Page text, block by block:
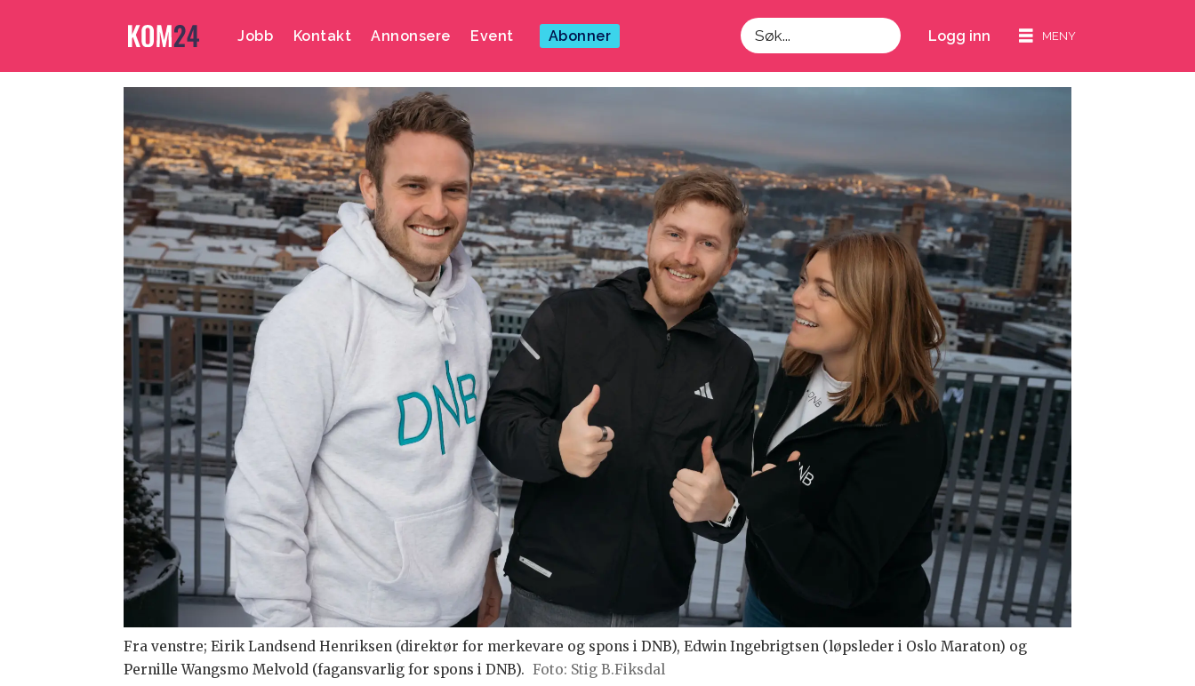
Jobb Kontakt Annonsere Event Abonner
Søk
Logg inn
Fra venstre; Eirik Landsend Henriksen (direktør for merkevare og spons i DNB), Edwin Ingebrigtsen (løpsleder i Oslo Maraton) og
Pernille Wangsmo Melvold (fagansvarlig for spons i DNB). Foto: Stig B.Fiksdal